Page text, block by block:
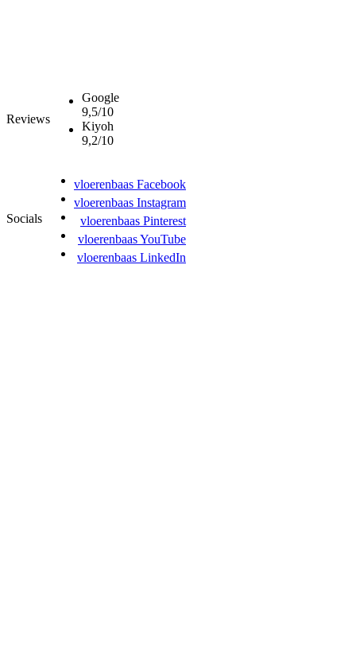
Reviews
Google
9,5/10
Kiyoh
9,2/10
Socials
vloerenbaas Facebook
vloerenbaas Instagram
vloerenbaas Pinterest
vloerenbaas YouTube
vloerenbaas LinkedIn